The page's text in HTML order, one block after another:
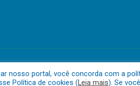
nosso portal, você concorda com a
Política de cookies (Leia mais). Se você